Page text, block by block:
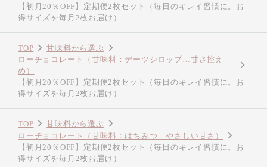
【初月20％OFF】定期便2枚セット（毎日のキレイ習慣に。お
得サイズを毎月2枚お届け）
TOP
甘味料から選ぶ
ローチョコレート（甘味料：デーツシロップ…甘さ控え
め）
【初月20％OFF】定期便2枚セット（毎日のキレイ習慣に。お
得サイズを毎月2枚お届け）
TOP
甘味料から選ぶ
ローチョコレート（甘味料：はちみつ…やさしい甘さ）
【初月20％OFF】定期便2枚セット（毎日のキレイ習慣に。お
得サイズを毎月2枚お届け）